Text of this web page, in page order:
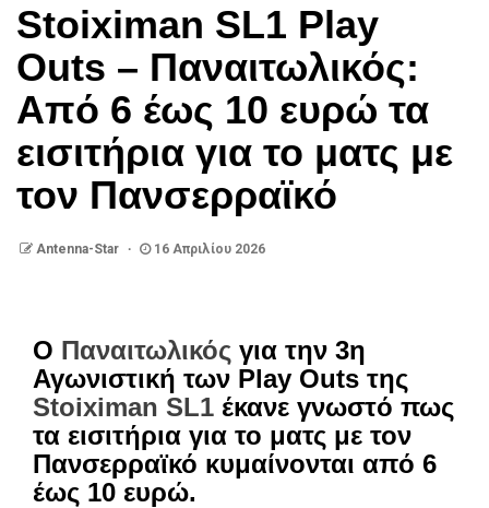
Stoiximan SL1 Play
Outs – Παναιτωλικός:
Από 6 έως 10 ευρώ τα
εισιτήρια για το ματς με
τον Πανσερραϊκό
Antenna-Star 16 Απριλίου 2026
Ο Παναιτωλικός για την 3η
Αγωνιστική των Play Outs της
Stoiximan SL1 έκανε γνωστό πως
τα εισιτήρια για το ματς με τον
Πανσερραϊκό κυμαίνονται από 6
έως 10 ευρώ.